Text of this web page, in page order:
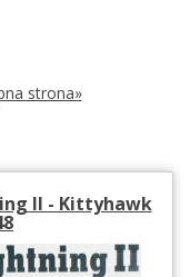
strona»
II - Kittyhawk